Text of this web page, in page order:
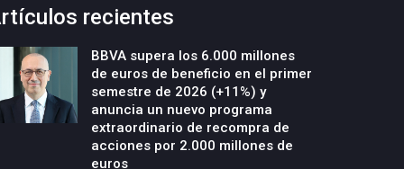
recientes
BBVA supera los 6.000 millones
de euros de beneficio en el primer
semestre de 2026 (+11%) y
anuncia un nuevo programa
extraordinario de recompra de
acciones por 2.000 millones de
euros